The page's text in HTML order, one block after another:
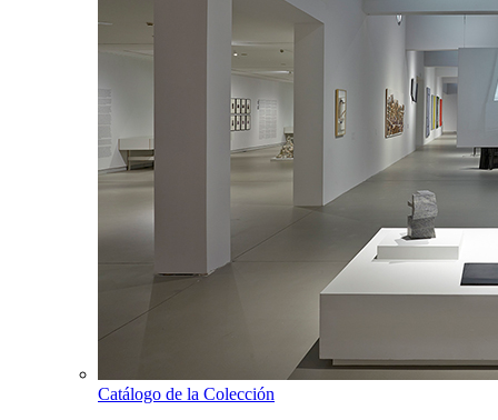
Catálogo de la Colección